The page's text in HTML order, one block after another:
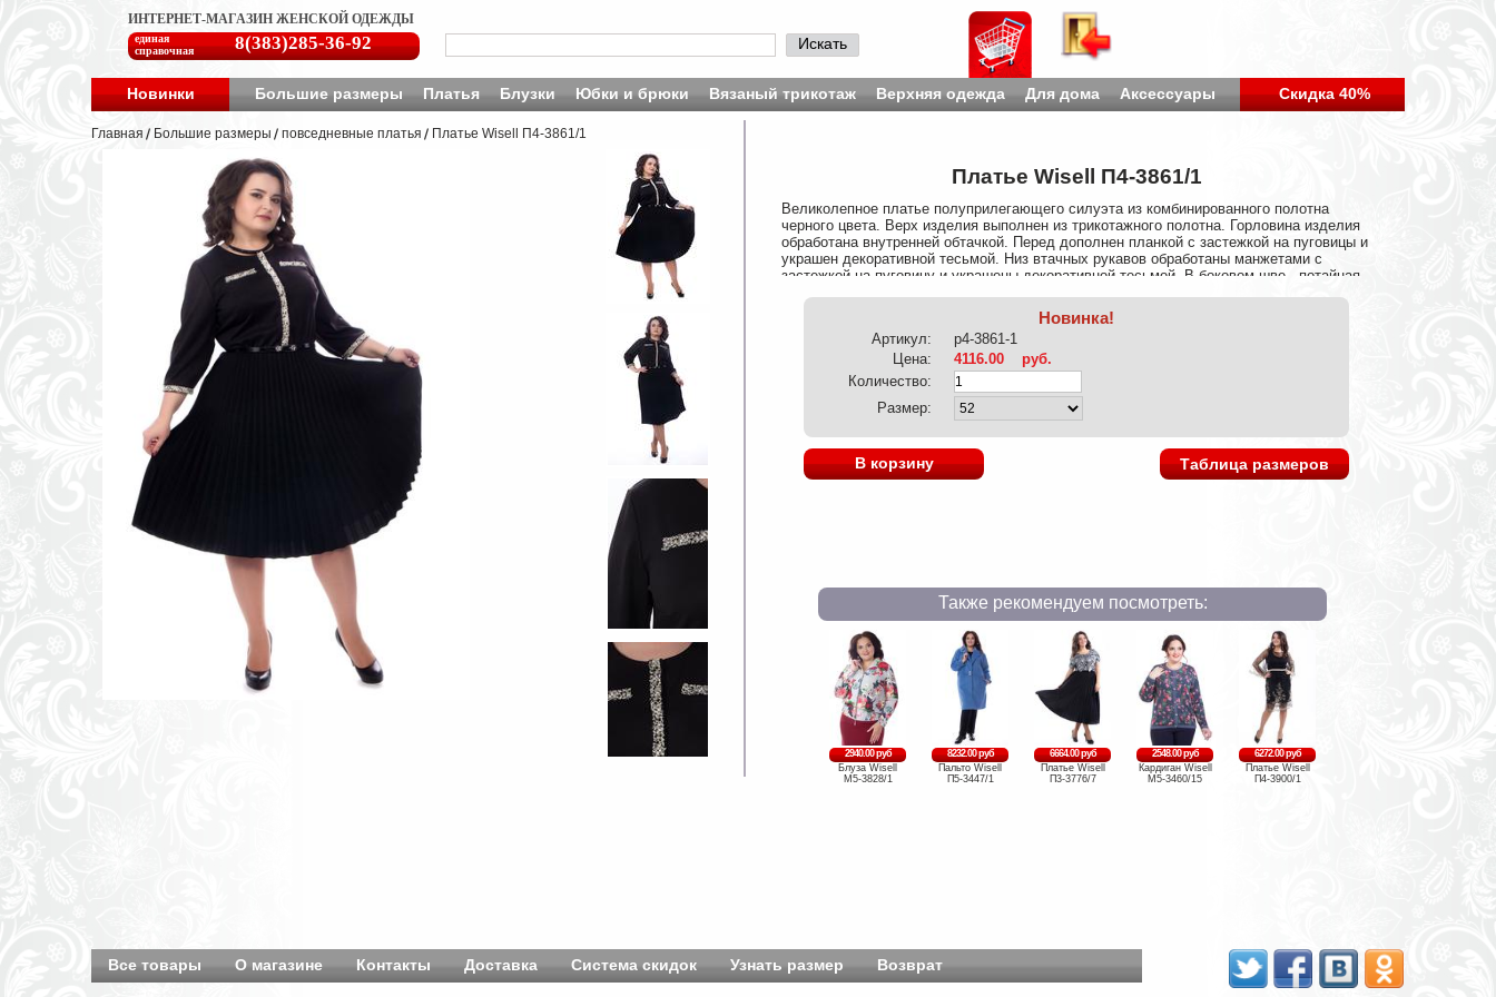
ИНТЕРНЕТ-МАГАЗИН ЖЕНСКОЙ ОДЕЖДЫ
единая
справочная
8(383)285-36-92 Искать
Новинки Большие размеры Платья Блузки Юбки и брюки Вязаный трикотаж Верхняя одежда Для дома Аксессуары Скидка 40%
Главная Большие размеры повседневные платья Платье Wisell П4-3861/1
Платье Wisell П4-3861/1
Великолепное платье полуприлегающего силуэта из комбинированного полотна
черного цвета. Верх изделия выполнен из трикотажного полотна. Горловина изделия
обработана внутренней обтачкой. Перед дополнен планкой с застежкой на пуговицы и
украшен декоративной тесьмой. Низ втачных рукавов обработаны манжетами с
застежкой на пуговицу и украшены декоративной тесьмой. В боковом шве - потайная
текстильного полотна. Нижний край юбки обработан швом закрутка. Аксессуары в
комплект не входят. Длина изделия по спинке от плечевого шва до низа изделия —
116 см. Рост модели - 165 см. Состав: Вискоза 95%, Эластан 5%
Новинка!
Артикул:
p4-3861-1
Цена:
4116.00
руб.
Количество:
Размер:
В корзину Таблица размеров
Также рекомендуем посмотреть:
2940.00 руб
Блуза Wisell
М5-3828/1
8232.00 руб
Пальто Wisell
П5-3447/1
6664.00 руб
Платье Wisell
П3-3776/7
2548.00 руб
Кардиган Wisell
М5-3460/15
6272.00 руб
Платье Wisell
П4-3900/1
Все товары О магазине Контакты Доставка Система скидок Узнать размер Возврат